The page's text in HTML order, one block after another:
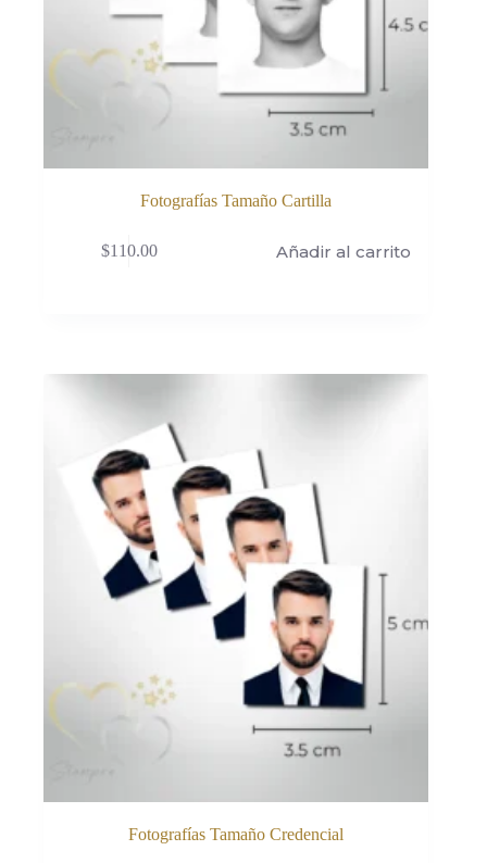
Fotografías Tamaño Cartilla
$110.00 Añadir al carrito
Fotografías Tamaño Credencial